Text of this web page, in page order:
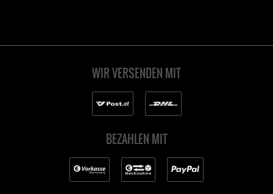
WIR VERSENDEN MIT
BEZAHLEN MIT